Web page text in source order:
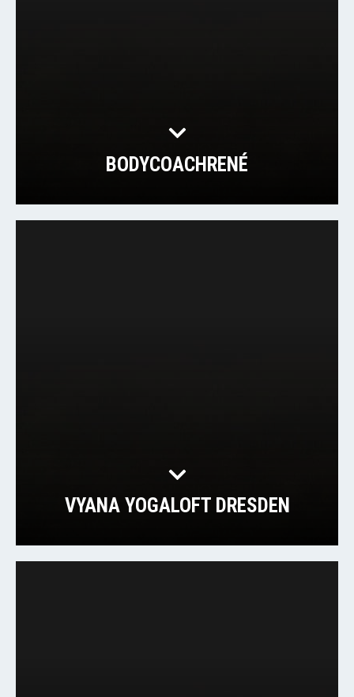
BODYCOACHRENÉ
VYANA YOGALOFT DRESDEN